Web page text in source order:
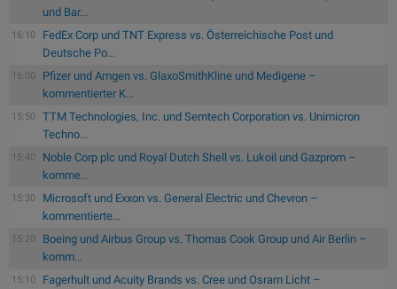
und Bar...
16:10
FedEx Corp und TNT Express vs. Österreichische Post und
Deutsche Po...
16:00
Pfizer und Amgen vs. GlaxoSmithKline und Medigene –
kommentierter K...
15:50
TTM Technologies, Inc. und Semtech Corporation vs. Unimicron
Techno...
15:40
Noble Corp plc und Royal Dutch Shell vs. Lukoil und Gazprom –
komme...
15:30
Microsoft und Exxon vs. General Electric und Chevron –
kommentierte...
15:20
Boeing und Airbus Group vs. Thomas Cook Group und Air Berlin –
komm...
15:10
Fagerhult und Acuity Brands vs. Cree und Osram Licht –